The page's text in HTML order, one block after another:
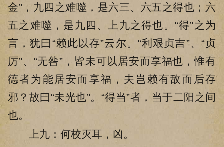
金”，九四之难噬，是六三、六五之得也；六
五之难噬，是九四、上九之得也。“得”之为
言，犹曰“赖此以存”云尔。“利艰贞吉”、“贞
厉”、“无咎”，皆未可以居安而享福也，惟有
德者为能居安而享福，夫岂赖有敌而后存
邪？故曰“未光也”。“得当”者，当于二阳之间
也。
上九：何校灭耳，凶。